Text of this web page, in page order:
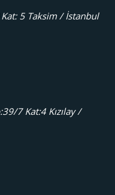
5 Taksim / İstanbul
7 Kat:4 Kızılay /